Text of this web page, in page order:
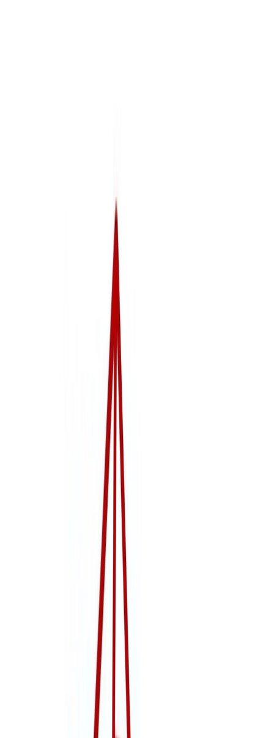
Toggle Sidebar
Elecciones Generales: 23J
Toda la información relativa a las Elecciones Generales del 23 de
julio está a disposición del usuario en la web:
https://elecciones.generales23j.es/
Listado de miembros de Mesas Electorales en San Esteban de
Manual de instrucciones para las personas que integran las Mesas
Instrucción 2/2023, de 13 de abril, de la Junta Electoral Central,
sobre la presentación y gestión electrónica de las excusas
presentadas por las personas designadas para integrar las Mesas
Instrucción 1/2018, de 14 de marzo, de la Junta Electoral Central, de
modificación de la Instrucción 6/2011, de 28 de abril, sobre
interpretación del artículo 27.3 de la Ley Orgánica del Régimen
Electoral General, sobre impedimentos y excusas justificadas para
los cargos de Presidente y Vocal de las Mesas Electorales.
Instrucción 6/2011, de 28 de abril, de la Junta Electoral Central, de
interpretación del artículo 27.3 de la Ley Orgánica del Régimen
Electoral General, sobre impedimentos y excusas justificadas para
los cargos de Presidente y Vocal de las Mesas Electorales.